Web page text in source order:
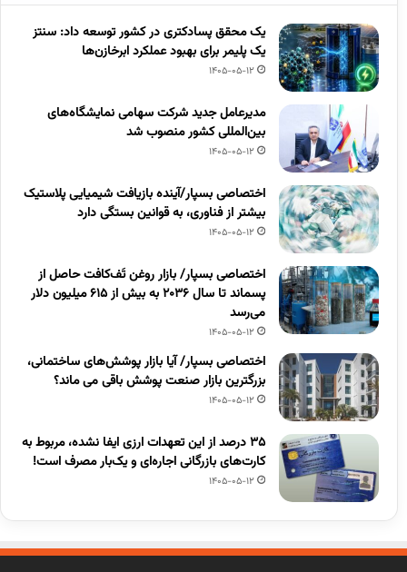
یک محقق پسادکتری در کشور توسعه داد: سنتز
یک پلیمر برای بهبود عملکرد ابرخازن‌ها
1405-05-12
مدیرعامل جدید شرکت سهامی نمایشگاه‌های
بین‌المللی کشور منصوب شد
1405-05-12
اختصاصی بسپار/آینده بازیافت شیمیایی پلاستیک
بیشتر از فناوری، به قوانین بستگی دارد
1405-05-12
اختصاصی بسپار/ بازار روغن تَف‌کافت حاصل از
پسماند تا سال ۲۰۳۶ به بیش از ۶۱۵ میلیون دلار
می‌رسد
1405-05-12
اختصاصی بسپار/ آیا بازار پوشش‌های ساختمانی،
بزرگترین بازار صنعت پوشش باقی می ماند؟
1405-05-12
۳۵ درصد از این تعهدات ارزی ایفا نشده، مربوط به
کارت‌های بازرگانی اجاره‌ای و یک‌بار مصرف است!
1405-05-12